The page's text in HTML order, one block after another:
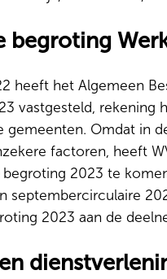
begroting
heeft het Algemeen
vastgesteld, rekening
gemeenten. Omdat in
factoren, heeft
2023 te
septembercirculaire
2023 aan de